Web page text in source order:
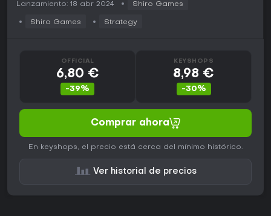
Lanzamiento: 18 abr 2024 Shiro Games
Shiro Games Strategy
OFFICIAL
6,80 €
-39%
KEYSHOPS
8,98 €
-30%
Comprar ahora
En keyshops, el precio está cerca del mínimo histórico.
Ver historial de precios